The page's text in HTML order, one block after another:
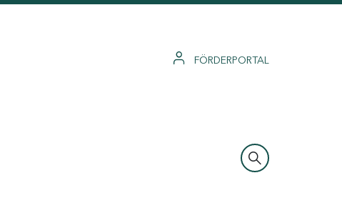
FÖRDERPORTAL